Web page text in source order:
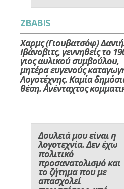
ZBABIS
Χαρμς (Γιουβατσόφ)
Ιβάνοβιτς, γεννηθείς το
γιος αυλικού συμβούλου,
μητέρα ευγενούς
Λογοτέχνης. Καμία
θέση. Ανένταχτος
Δουλειά μου είναι η
λογοτεχνία. Δεν έχω
πολιτικό
προσανατολισμό και
το ζήτημα που με
απασχολεί